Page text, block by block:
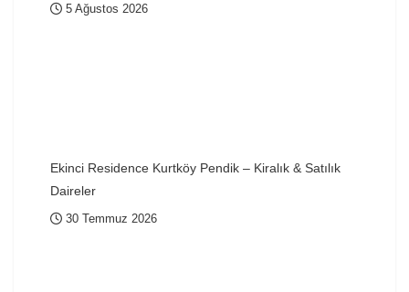
5 Ağustos 2026
Ekinci Residence Kurtköy Pendik – Kiralık & Satılık
Daireler
30 Temmuz 2026